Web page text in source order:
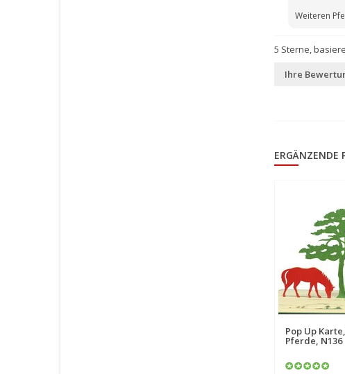
Weiteren
5 Sterne,
Ihre
ERGÄNZENDE
Pop Up
Pferde, N136